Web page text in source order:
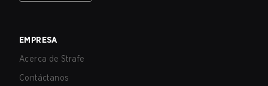
EMPRESA
Acerca de Strafe
Contáctanos